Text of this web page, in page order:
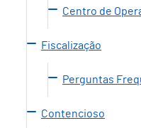
Centro de
Fiscalização
Perguntas
Contencioso